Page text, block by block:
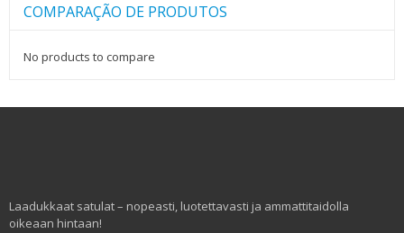
COMPARAÇÃO DE PRODUTOS
No products to compare
Laadukkaat satulat – nopeasti, luotettavasti ja ammattitaidolla
oikeaan hintaan!